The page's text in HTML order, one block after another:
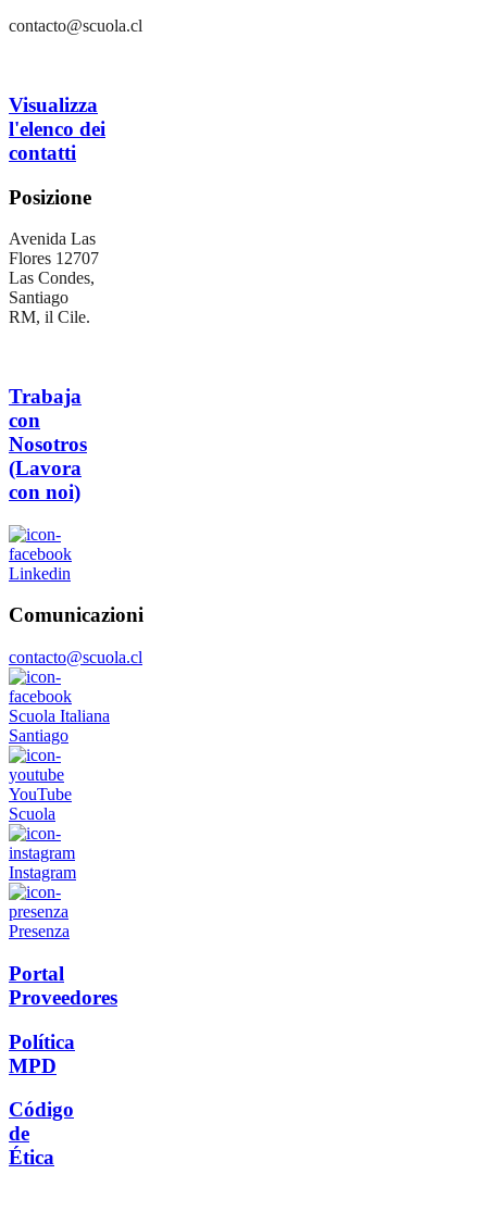
contacto@scuola.cl
Visualizza
l'elenco dei
contatti
Posizione
Avenida Las
Flores 12707
Las Condes,
Santiago
RM, il Cile.
Trabaja
con
Nosotros
(Lavora
con noi)
Linkedin
Comunicazioni
contacto@scuola.cl
Scuola Italiana
Santiago
YouTube
Scuola
Instagram
Presenza
Portal
Proveedores
Política
MPD
Código
de
Ética